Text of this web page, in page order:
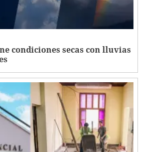
condiciones secas con lluvias